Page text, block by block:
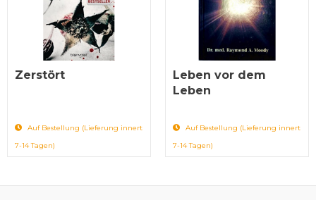
Zerstört
Auf Bestellung (Lieferung innert
7-14 Tagen)
Leben vor dem
Leben
Auf Bestellung (Lieferung innert
7-14 Tagen)